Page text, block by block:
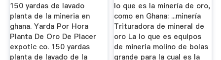
150 yardas de lavado
planta de la mineria en
ghana. Yarda Por Hora
Planta De Oro De Placer
expotic co. 150 yardas
planta de lavado de la
lo que es la minería de oro,
como en Ghana: ...minería
Trituradora de mineral de
oro La lo que es equipos
de mineria molino de bolas
grande para la cual es la